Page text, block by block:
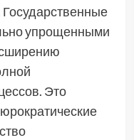
упрощенными
Это